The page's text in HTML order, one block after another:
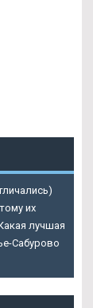
их
лучшая
Сабурово